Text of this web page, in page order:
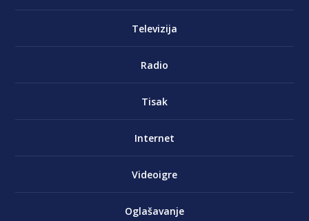
Televizija
Radio
Tisak
Internet
Videoigre
Oglašavanje